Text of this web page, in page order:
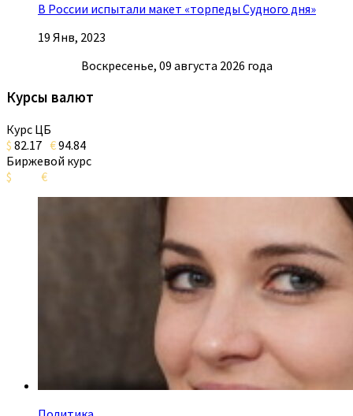
В России испытали макет «торпеды Судного дня»
19 Янв, 2023
Воскресенье, 09 августа 2026 года
Курсы валют
Курс ЦБ
$ 82.17 €94.84
Биржевой курс
$
€